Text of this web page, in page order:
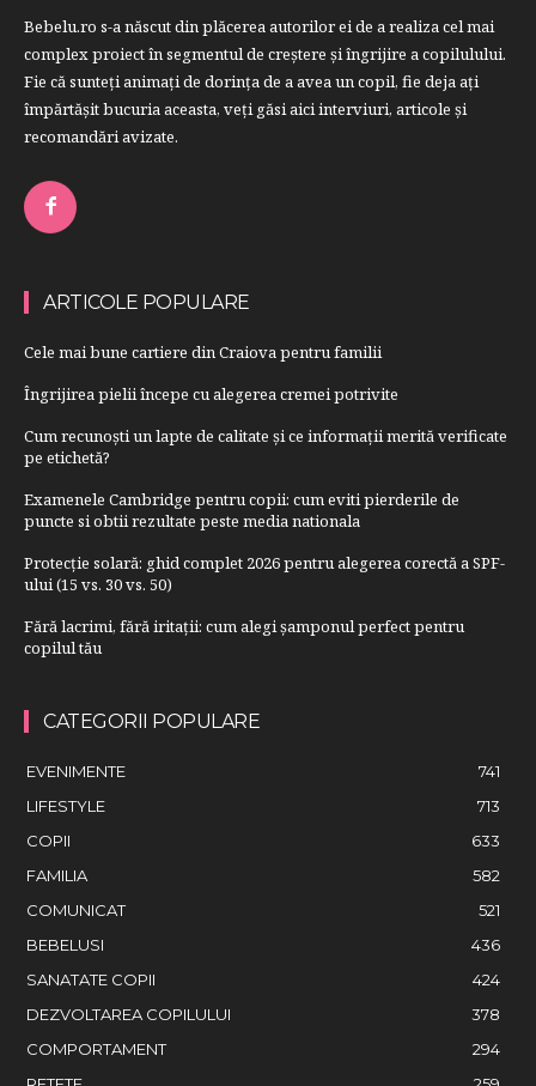
Bebelu.ro s-a născut din plăcerea autorilor ei de a realiza cel mai
complex proiect în segmentul de creştere şi îngrijire a copilulului.
Fie că sunteţi animaţi de dorinţa de a avea un copil, fie deja aţi
împărtăşit bucuria aceasta, veți găsi aici interviuri, articole şi
recomandări avizate.
ARTICOLE POPULARE
Cele mai bune cartiere din Craiova pentru familii
Îngrijirea pielii începe cu alegerea cremei potrivite
Cum recunoști un lapte de calitate și ce informații merită verificate
pe etichetă?
Examenele Cambridge pentru copii: cum eviti pierderile de
puncte si obtii rezultate peste media nationala
Protecție solară: ghid complet 2026 pentru alegerea corectă a SPF-
ului (15 vs. 30 vs. 50)
Fără lacrimi, fără iritații: cum alegi șamponul perfect pentru
copilul tău
CATEGORII POPULARE
EVENIMENTE
741
LIFESTYLE
713
COPII
633
FAMILIA
582
COMUNICAT
521
BEBELUSI
436
SANATATE COPII
424
DEZVOLTAREA COPILULUI
378
COMPORTAMENT
294